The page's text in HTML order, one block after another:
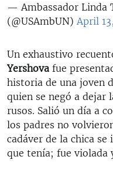
— Ambassador Linda
(@USAmbUN) April
Un exhaustivo
Yershova fue
historia de una joven
quien se negó a dejar
rusos. Salió un día a
los padres no
cadáver de la chica
que tenía; fue violada